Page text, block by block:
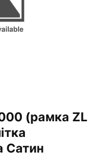
(рамка ZL
Сатин